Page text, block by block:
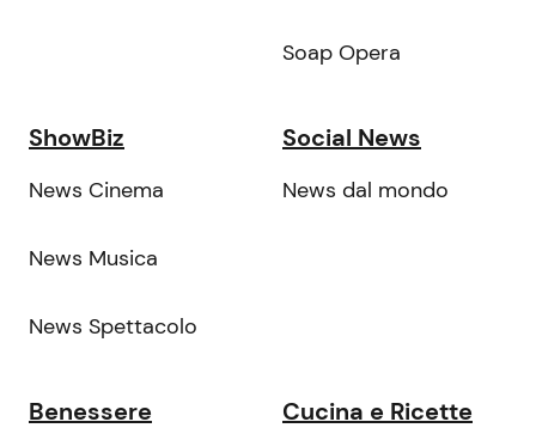
Soap Opera
ShowBiz
News Cinema
News Musica
News Spettacolo
Social News
News dal mondo
Benessere Cucina e Ricette